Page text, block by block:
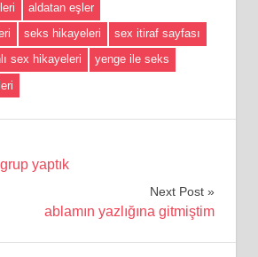
aldatan eşler
seks hikayeleri
sex itiraf sayfası
sex hikayeleri
yenge ile seks
yaptık
Next Post
ablamın yazlığına gitmiştim